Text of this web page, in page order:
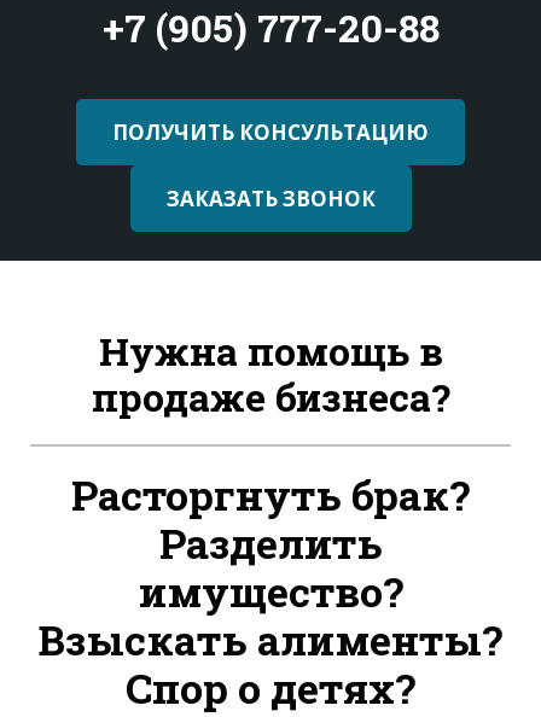
+7 (905) 777-20-88
ПОЛУЧИТЬ КОНСУЛЬТАЦИЮ
ЗАКАЗАТЬ ЗВОНОК
Нужна помощь в
продаже бизнеса?
Расторгнуть брак?
Разделить
имущество?
Взыскать алименты?
Спор о детях?